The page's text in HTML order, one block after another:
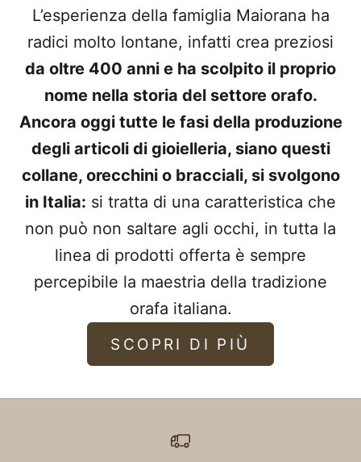
L’esperienza della famiglia Maiorana ha
radici molto lontane, infatti crea preziosi
da oltre 400 anni e ha scolpito il proprio
nome nella storia del settore orafo.
Ancora oggi tutte le fasi della produzione
degli articoli di gioielleria, siano questi
collane, orecchini o bracciali, si svolgono
in Italia: si tratta di una caratteristica che
non può non saltare agli occhi, in tutta la
linea di prodotti offerta è sempre
percepibile la maestria della tradizione
orafa italiana.
SCOPRI DI PIÙ